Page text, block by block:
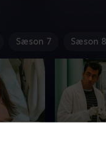
Sæson 7 Sæson 8